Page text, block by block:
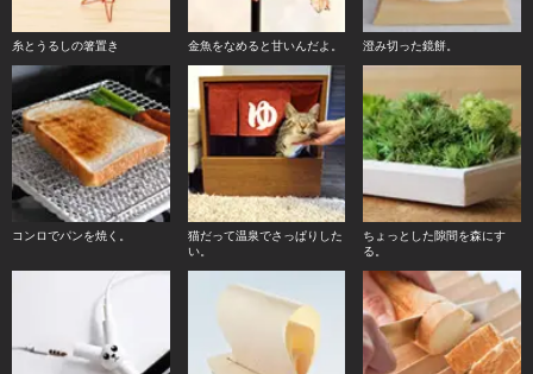
糸とうるしの箸置き 金魚をなめると甘いんだよ。 澄み切った鏡餅。
コンロでパンを焼く。
猫だって温泉でさっぱりした
い。
ちょっとした隙間を森にす
る。